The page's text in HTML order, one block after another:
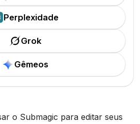
Perplexidade
Grok
Gêmeos
o Submagic para editar seus